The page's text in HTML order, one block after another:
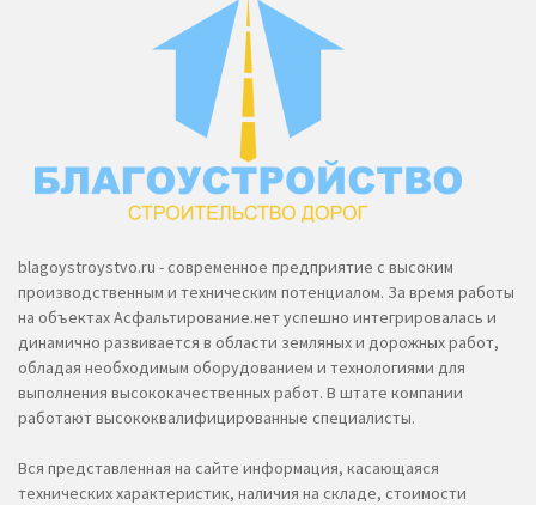
blagoystroystvo.ru - современное предприятие с высоким
производственным и техническим потенциалом. За время работы
на объектах Асфальтирование.нет успешно интегрировалась и
динамично развивается в области земляных и дорожных работ,
обладая необходимым оборудованием и технологиями для
выполнения высококачественных работ. В штате компании
работают высококвалифицированные специалисты.
Вся представленная на сайте информация, касающаяся
технических характеристик, наличия на складе, стоимости